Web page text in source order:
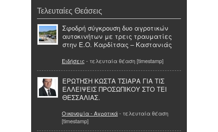
Τελευταίες Θεάσεις
Σφοδρή σύγκρουση δυο αγροτικών
αυτοκινήτων με τρεις τραυματίες
στην Ε.Ο. Καρδίτσας – Καστανιάς
Ειδήσεις - τελευταία θέαση [timestamp]
ΕΡΩΤΗΣΗ ΚΩΣΤΑ ΤΣΙΑΡΑ ΓΙΑ ΤΙΣ
ΕΛΛΕΙΨΕΙΣ ΠΡΟΣΩΠΙΚΟΥ ΣΤΟ ΤΕΙ
ΘΕΣΣΑΛΙΑΣ.
Οικονομία - Αγροτικά- τελευταία θέαση
[timestamp]